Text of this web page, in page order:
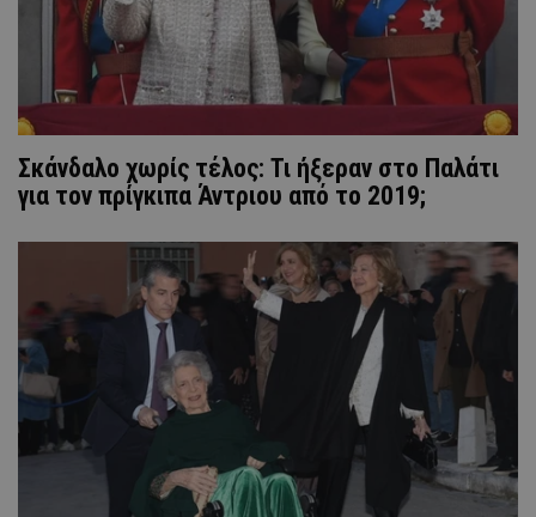
Σκάνδαλο χωρίς τέλος: Τι ήξεραν στο Παλάτι
για τον πρίγκιπα Άντριου από το 2019;